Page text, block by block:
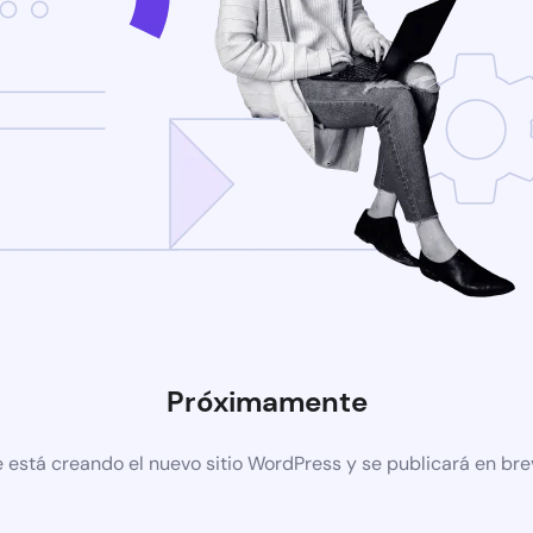
Próximamente
está creando el nuevo sitio WordPress y se publicará en